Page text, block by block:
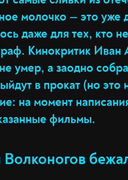
молочко — это уже
даже для тех, кто
Кинокритик Иван
умер, а заодно
в прокат (но это
на момент
фильмы.
Волконогов